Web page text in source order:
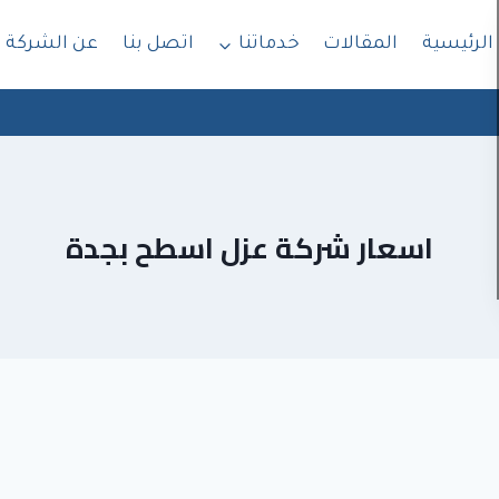
الرئيسية المقالات خدماتنا اتصل بنا عن الشركة
اسعار شركة عزل اسطح بجدة